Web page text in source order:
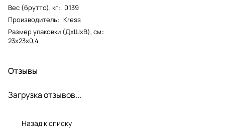
Вес (брутто), кг: 0.139
Производитель: Kress
Размер упаковки (ДxШxВ), см:
23x23x0,4
Отзывы
Загрузка отзывов...
Назад к списку